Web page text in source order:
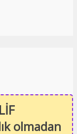
olmadan